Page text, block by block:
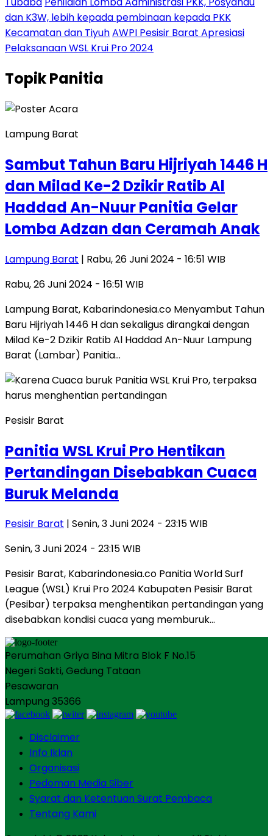
dan K3W, lebih kepada pembinaan kepada PKK
Kecamatan dan TiyuhAWPI Pesisir Barat Apresiasi
Pelaksanaan WSL Krui Pro 2024
TopikPanitia
Lampung Barat
Sambut Tahun Baru Hijriyah 1446 H
dan Milad Ke-2 Dzikir Ratib Al
Haddad An-Nuur Panitia Gelar
Lomba Adzan dan Ceramah Anak
Lampung Barat | Rabu, 26 Juni 2024 - 16:51 WIB
Rabu, 26 Juni 2024 - 16:51 WIB
Lampung Barat, Kabarindonesia.co Menyambut Tahun
Baru Hijriyah 1446 H dan sekaligus dirangkai dengan
Milad Ke-2 Dzikir Ratib Al Haddad An-Nuur Lampung
Barat (Lambar) Panitia…
Pesisir Barat
Panitia WSL Krui Pro Hentikan
Pertandingan Disebabkan Cuaca
Buruk Melanda
Pesisir Barat | Senin, 3 Juni 2024 - 23:15 WIB
Senin, 3 Juni 2024 - 23:15 WIB
Pesisir Barat, Kabarindonesia.co Panitia World Surf
League (WSL) Krui Pro 2024 Kabupaten Pesisir Barat
(Pesibar) terpaksa menghentikan pertandingan yang
disebabkan kondisi cuaca yang memburuk…
Perumahan Griya Bina Mitra Blok F No.15
Negeri Sakti, Gedung Tataan
Pesawaran
Lampung 35366
Disclaimer
Info Iklan
Organisasi
Pedoman Media Siber
Syarat dan Ketentuan Surat Pembaca
Tentang Kami